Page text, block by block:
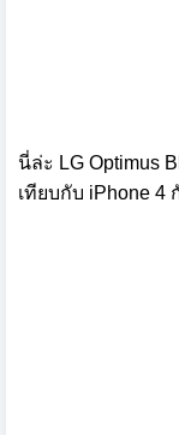
นี่ล่ะ LG Optimus
เทียบกับ iPhone 4